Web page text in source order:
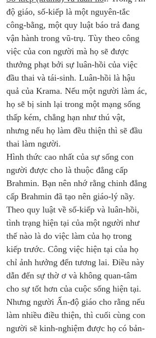
độ giáo, số-kiếp là một nguyên-tắc
công-bằng, một quy luật báo trả đang
vận hành trong vũ-trụ. Tùy theo công
việc của con người mà họ sẽ được
thưởng phạt bởi sự luân-hồi của việc
đầu thai và tái-sinh. Luân-hồi là hậu
quả của Krama. Nếu một người làm ác,
họ sẽ bị sinh lại trong một mạng sống
thấp kém, chẳng hạn như thú vật,
nhưng nếu họ làm đều thiện thì sẽ đầu
thai làm người.
Hình thức cao nhất của sự sống con
người được cho là thuộc đẳng cấp
Brahmin. Bạn nên nhớ rằng chinh đẳng
cấp Brahmin đã tạo nên giáo-lý nầy.
Theo quy luật về số-kiếp và luân-hồi,
tình trạng hiện tại của một người như
thế nào là do việc làm của họ trong
kiếp trước. Công việc hiện tại của họ
chỉ ảnh hưởng đến tương lai. Điều này
dẫn đến sự thờ ơ và không quan-tâm
cho sự tốt hơn của cuộc sống hiện tại.
Nhưng người Ấn-độ giáo cho rằng nếu
làm nhiều điều thiện, thì cuối cùng con
người sẽ kinh-nghiệm được họ có bản-